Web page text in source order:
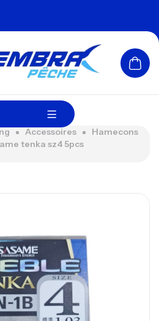
Accessoires
Hamecons
tenka sz4 5pcs